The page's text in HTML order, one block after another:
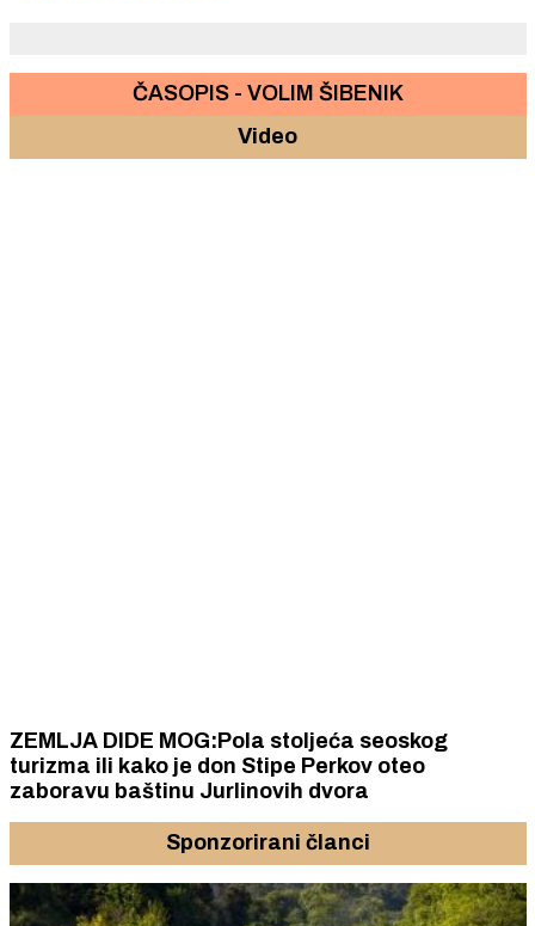
ČASOPIS - VOLIM ŠIBENIK
Video
ZEMLJA DIDE MOG:Pola stoljeća seoskog
turizma ili kako je don Stipe Perkov oteo
zaboravu baštinu Jurlinovih dvora
Sponzorirani članci